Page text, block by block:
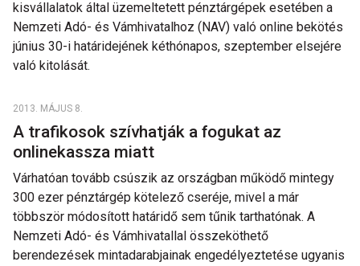
kisvállalatok által üzemeltetett pénztárgépek esetében a
Nemzeti Adó- és Vámhivatalhoz (NAV) való online bekötés
június 30-i határidejének kéthónapos, szeptember elsejére
való kitolását.
2013. MÁJUS 8.
A trafikosok szívhatják a fogukat az
onlinekassza miatt
Várhatóan tovább csúszik az országban működő mintegy
300 ezer pénztárgép kötelező cseréje, mivel a már
többször módosított határidő sem tűnik tarthatónak. A
Nemzeti Adó- és Vámhivatallal összeköthető
berendezések mintadarabjainak engedélyeztetése ugyanis